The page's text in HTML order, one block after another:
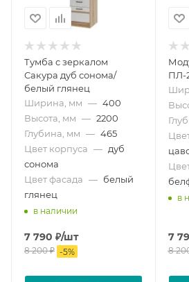
Тумба с зеркалом
Сакура дуб сонома/
белый глянец
Ширина, мм — 400
Высота, мм — 2200
Глубина, мм — 465
Цвет корпуса — дуб
сонома
Цвет фасада — белый
глянец
в наличии
7 790 ₽/шт
8 200₽ -5%
ПЛ-
в
7
8